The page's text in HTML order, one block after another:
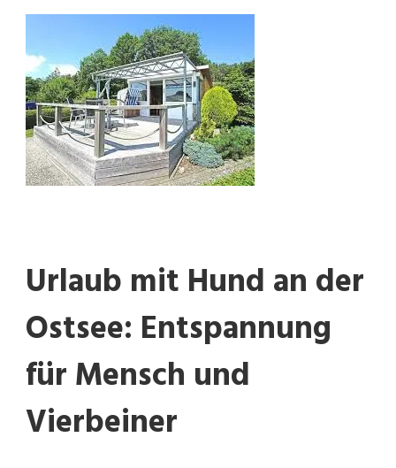
MIT
HUND
AN
DER
OSTSEE:
ERHOLUNG
FÜR
MENSCH
UND
VIERBEINER
Urlaub mit Hund an der
Ostsee: Entspannung
für Mensch und
Vierbeiner